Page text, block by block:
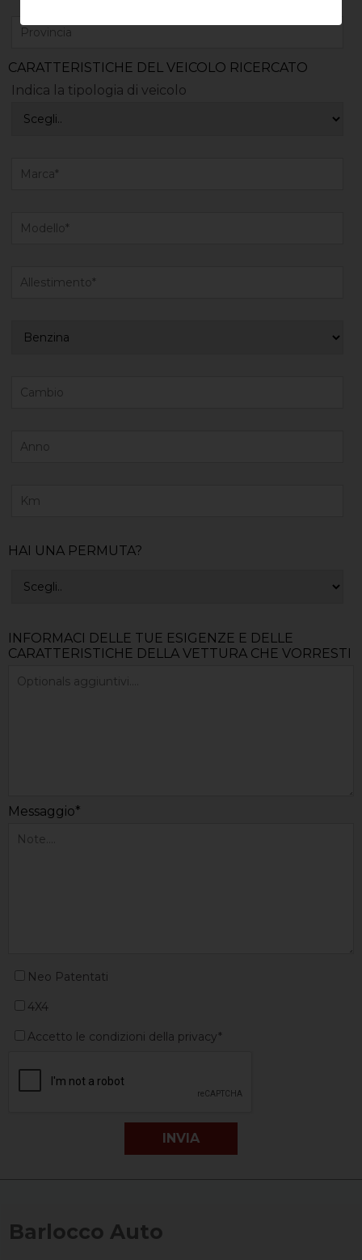
CARATTERISTICHE DEL VEICOLO RICERCATO
Indica la tipologia di veicolo
HAI UNA PERMUTA?
INFORMACI DELLE TUE ESIGENZE E DELLE
CARATTERISTICHE DELLA VETTURA CHE VORRESTI
Messaggio*
Neo Patentati
4X4
Accetto le condizioni della privacy*
Barlocco Auto